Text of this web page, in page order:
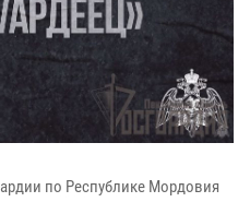
по Республике Мордовия